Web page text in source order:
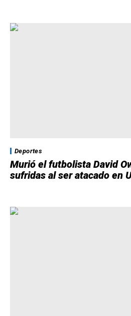
Deportes
Murió el futbolista David
sufridas al ser atacado en